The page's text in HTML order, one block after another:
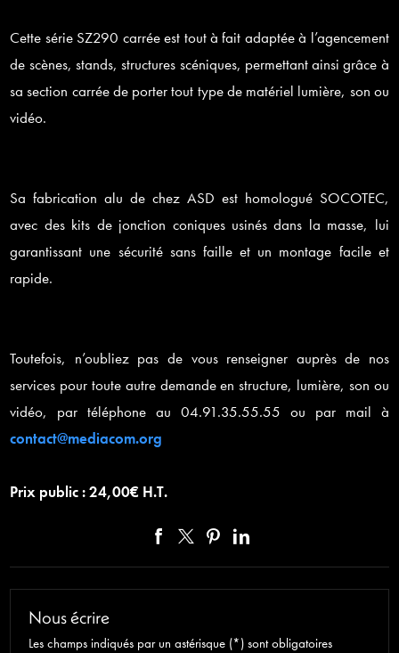
Rechercher
Cette série SZ290 carrée est tout à fait adaptée à l’agencement
de scènes, stands, structures scéniques, permettant ainsi grâce à
sa section carrée de porter tout type de matériel lumière, son ou
vidéo.
Sa fabrication alu de chez ASD est homologué SOCOTEC,
avec des kits de jonction coniques usinés dans la masse, lui
garantissant une sécurité sans faille et un montage facile et
rapide.
Toutefois, n’oubliez pas de vous renseigner auprès de nos
services pour toute autre demande en structure, lumière, son ou
vidéo, par téléphone au 04.91.35.55.55 ou par mail à
contact@mediacom.org
Prix public : 24,00€ H.T.
Nous écrire
Les champs indiqués par un astérisque (*) sont obligatoires